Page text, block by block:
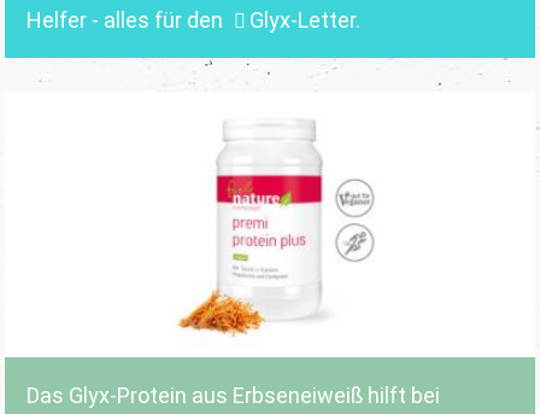
Helfer - alles für den
Glyx-Letter.
Das Glyx-Protein aus Erbseneiweiß hilft bei